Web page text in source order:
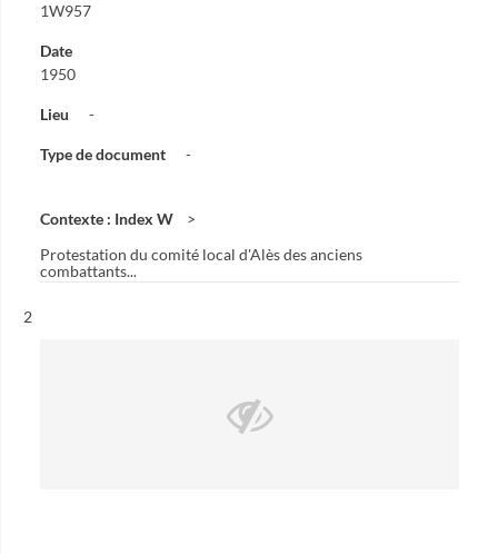
1W957
Date
1950
Lieu -
Type de document -
Contexte : Index W
Protestation du comité local d'Alès des anciens
combattants...
Résultat n°
2